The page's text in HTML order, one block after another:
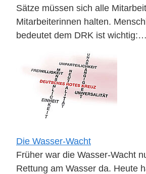
Sätze müssen sich alle
Mitarbeiterinnen halten.
bedeutet dem DRK ist wichtig:…
Die Wasser-Wacht
Früher war die Wasser-Wacht
Rettung am Wasser da. Heute